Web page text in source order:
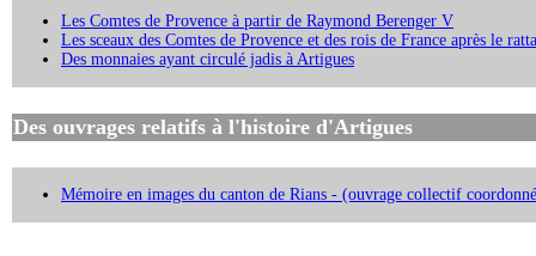
Les Comtes de Provence à partir de Raymond Berenger V
Les sceaux des Comtes de Provence et des rois de France après le
Des monnaies ayant circulé jadis à Artigues
Des ouvrages relatifs à l'histoire d'Artigues
Mémoire en images du canton de Rians - (ouvrage collectif